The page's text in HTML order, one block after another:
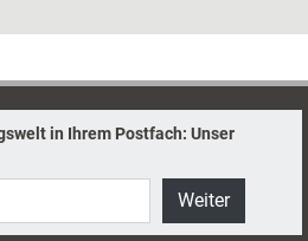
in Ihrem Postfach: Unser
Weiter